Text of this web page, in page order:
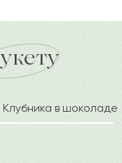
2024-05-02
2024-03-28
2024-02-23
Клубника в шоколаде